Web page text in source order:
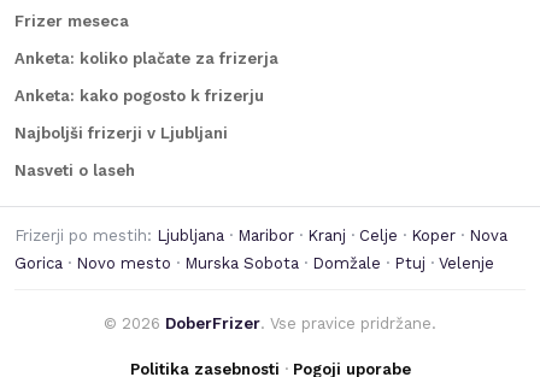
Frizer meseca
Anketa: koliko plačate za frizerja
Anketa: kako pogosto k frizerju
Najboljši frizerji v Ljubljani
Nasveti o laseh
Frizerji po mestih: Ljubljana · Maribor · Kranj · Celje · Koper · Nova
Gorica · Novo mesto · Murska Sobota · Domžale · Ptuj · Velenje
© 2026 DoberFrizer. Vse pravice pridržane.
Politika zasebnosti · Pogoji uporabe